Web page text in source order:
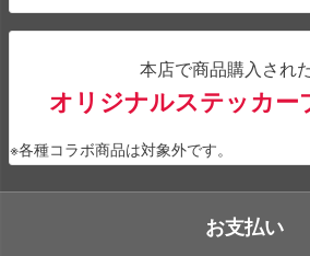
本店で商品購入され
オリジナルステッカー
※各種コラボ商品は対象外です。
お支払い